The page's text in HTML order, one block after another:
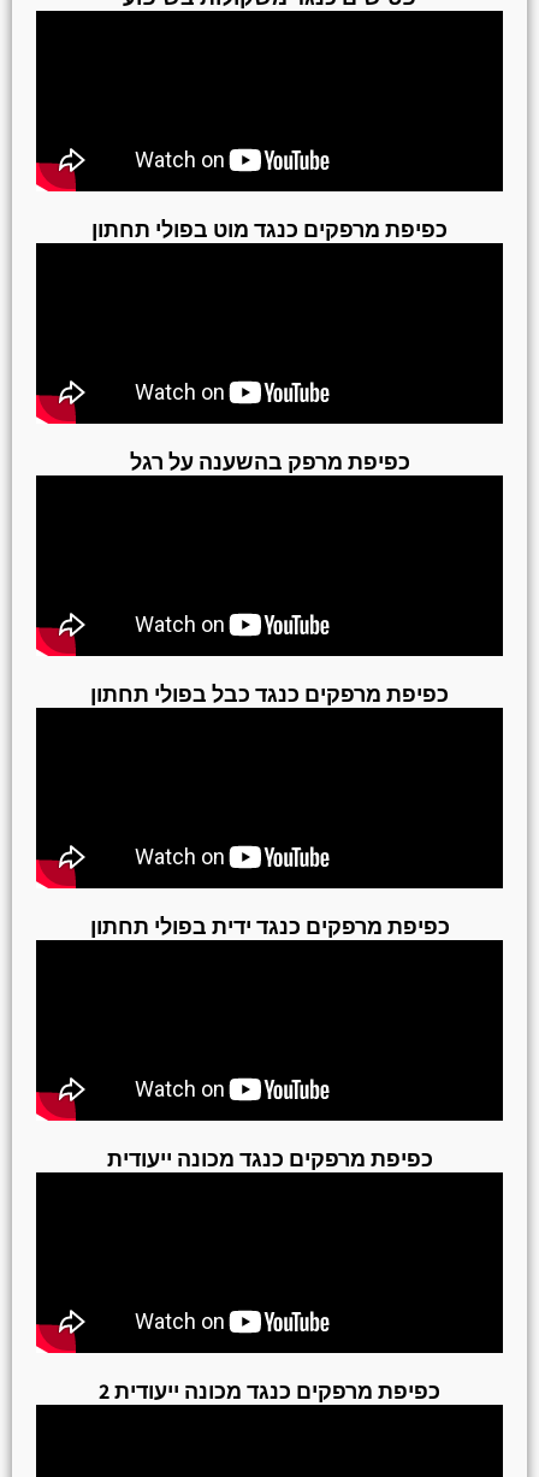
כפיפת מרפקים כנגד מוט בפולי תחתון
כפיפת מרפק בהשענה על רגל
כפיפת מרפקים כנגד כבל בפולי תחתון
כפיפת מרפקים כנגד ידית בפולי תחתון
כפיפת מרפקים כנגד מכונה ייעודית
כפיפת מרפקים כנגד מכונה ייעודית 2